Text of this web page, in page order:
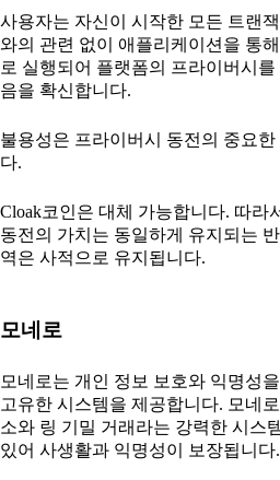
사용자는 자신이 시작한 모든 트랜
와의 관련 없이 애플리케이션을 통
로 실행되어 플랫폼의 프라이버시를
음을 확신합니다.
불용성은 프라이버시 동전의 중요한
다.
Cloak코인은 대체 가능합니다. 따라
동전의 가치는 동일하게 유지되는
역은 사적으로 유지됩니다.
모네로
모네로는 개인 정보 보호와 익명성
고유한 시스템을 제공합니다. 모네
소와 링 기밀 거래라는 강력한 시스
있어 사생활과 익명성이 보장됩니다.